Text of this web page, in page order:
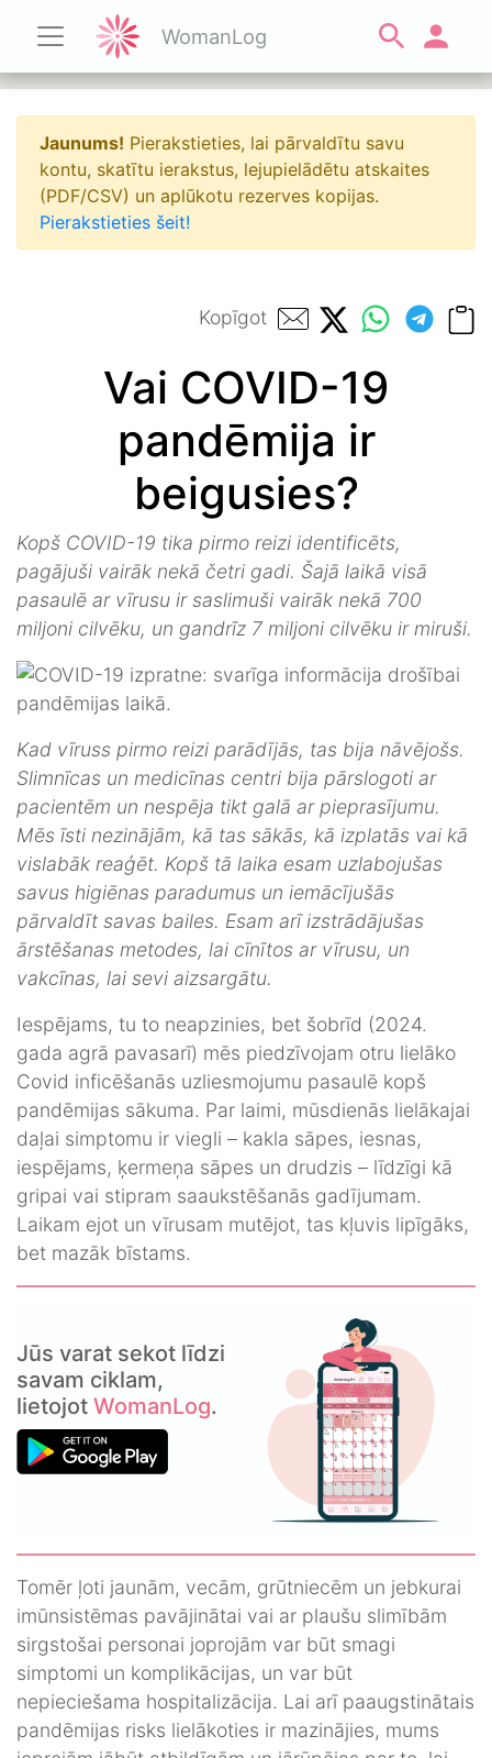
WomanLog
Jaunums! Pierakstieties, lai pārvaldītu savu
kontu, skatītu ierakstus, lejupielādētu atskaites
(PDF/CSV) un aplūkotu rezerves kopijas.
Pierakstieties šeit!
Kopīgot
Vai COVID-19
pandēmija ir
beigusies?
Kopš COVID-19 tika pirmo reizi identificēts,
pagājuši vairāk nekā četri gadi. Šajā laikā visā
pasaulē ar vīrusu ir saslimuši vairāk nekā 700
miljoni cilvēku, un gandrīz 7 miljoni cilvēku ir miruši.
Kad vīruss pirmo reizi parādījās, tas bija nāvējošs.
Slimnīcas un medicīnas centri bija pārslogoti ar
pacientēm un nespēja tikt galā ar pieprasījumu.
Mēs īsti nezinājām, kā tas sākās, kā izplatās vai kā
vislabāk reaģēt. Kopš tā laika esam uzlabojušas
savus higiēnas paradumus un iemācījušās
pārvaldīt savas bailes. Esam arī izstrādājušas
ārstēšanas metodes, lai cīnītos ar vīrusu, un
vakcīnas, lai sevi aizsargātu.
Iespējams, tu to neapzinies, bet šobrīd (2024.
gada agrā pavasarī) mēs piedzīvojam otru lielāko
Covid inficēšanās uzliesmojumu pasaulē kopš
pandēmijas sākuma. Par laimi, mūsdienās lielākajai
daļai simptomu ir viegli – kakla sāpes, iesnas,
iespējams, ķermeņa sāpes un drudzis – līdzīgi kā
gripai vai stipram saaukstēšanās gadījumam.
Laikam ejot un vīrusam mutējot, tas kļuvis lipīgāks,
bet mazāk bīstams.
Jūs varat sekot līdzi
savam ciklam,
lietojot WomanLog.
Tomēr ļoti jaunām, vecām, grūtniecēm un jebkurai
imūnsistēmas pavājinātai vai ar plaušu slimībām
sirgstošai personai joprojām var būt smagi
simptomi un komplikācijas, un var būt
nepieciešama hospitalizācija. Lai arī paaugstinātais
pandēmijas risks lielākoties ir mazinājies, mums